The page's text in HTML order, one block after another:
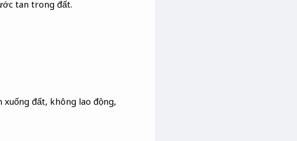
tan trong đất.
đất, không lao động,